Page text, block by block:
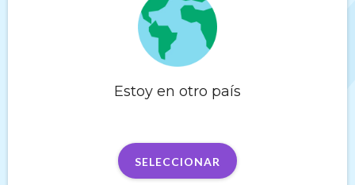
Estoy en otro país
SELECCIONAR